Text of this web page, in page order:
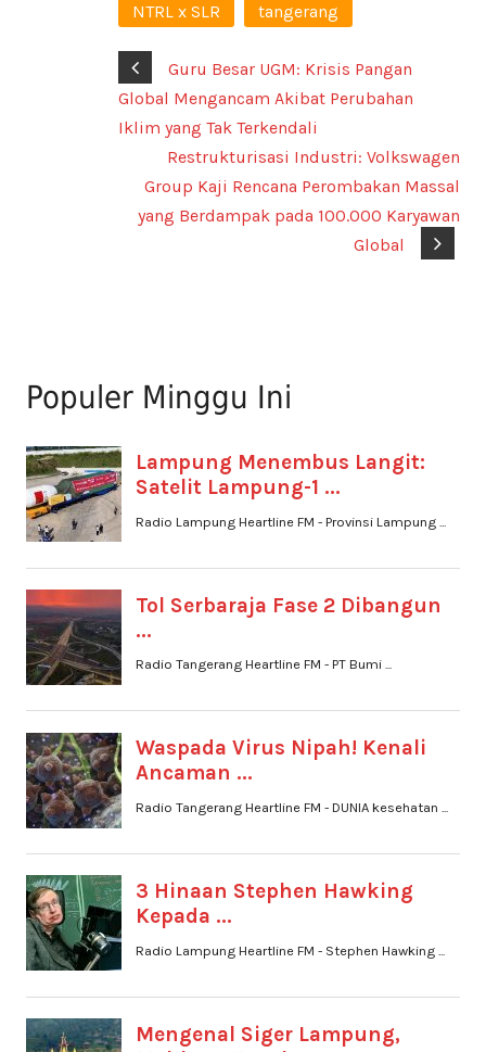
NTRL x SLR
tangerang
Guru Besar UGM: Krisis Pangan
Global Mengancam Akibat Perubahan
Iklim yang Tak Terkendali
Restrukturisasi Industri: Volkswagen
Group Kaji Rencana Perombakan Massal
yang Berdampak pada 100.000 Karyawan
Global
Populer Minggu Ini